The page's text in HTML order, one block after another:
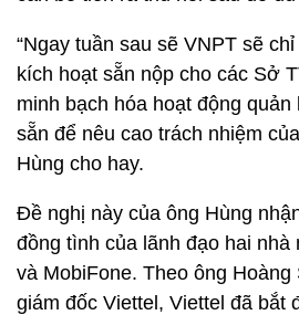
“Ngay tuần sau sẽ VNPT sẽ
kích hoạt sẵn nộp cho các Sở
minh bạch hóa hoạt động
sẵn để nêu cao trách nhiệm
Hùng cho hay.
Đề nghị này của ông Hùng
đồng tình của lãnh đạo hai nhà
và MobiFone. Theo ông Hoàng
giám đốc Viettel, Viettel đã bắt